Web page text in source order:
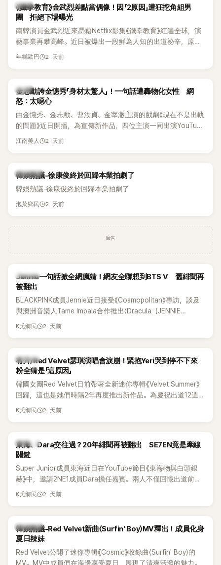
員身分出道，該團在 2000 年代初期紅極一時，由李智惠、徐
智英兩位女成員，以及張錫炫、Chris Kim 兩位男成員組成。不
過後來爆出長達四年的團內霸凌風波，甚至傳出徐智英母親對
李智惠言語辱罵、動手等爭議，最終團體於 2002 年解散。 團
體解散後，李智惠轉型 solo，靠著綜藝與歌唱實力持續活躍演
藝圈。據悉，她當年能加入 S#arp，也與 李尚敏 的賞識有關。
感情方面，李智惠於 2017 年與圈外男友結婚，婚後育有兩個
目，她經營的 YouTube 頻道也即將突破百萬訂閱，近年內容深
受網友喜愛，再度迎來事業第二春。
韓星
《鐵拳教育》金武烈差點當偶像！因「2原因」遭狂挖角組男
團 拒絕下場曝光
南韓演員金武烈近來憑藉Netflix影集《鐵拳教育》紅遍全球，演
藝事業再攀高峰。近日被爆出一段鮮為人知的出道祕辛，原來
他當年差點不是以演員身分出道，而是成為男團偶像的一員。
年糕歐巴 2 天前
韓星
金志勳誇金憓秀「身材太驚人」！一句話遭轟物化女性 網
怒：太噁心
由金憓秀、金志勳、曹汝貞、金宰澈主演的戲劇《現在不是出軌
的問題》近日開播，為宣傳新作品，四位主演一同出演YouTube
節目，不料訪談中的一段發言卻意外掀起爭議。不少網友認
江南美人 2 天前
熱議討論
韓娛熱議-徐康俊終於回歸本業拍劇了
韓娛熱議-徐康俊終於回歸本業拍劇了
泡菜鄉民 2 天前
廣告
K-POP
Jennie一句話掀全網瘋猜！網友全聯想到BTS V 舊緋聞再
被翻出
BLACKPINK成員Jennie近日接受《Cosmopolitan》專訪，談及
與澳洲音樂人Tame Impala合作推出〈Dracula（JENNIE
Remix）〉的幕後故事，沒想到她一句關於「共同朋友」的回答，
K氏鄉民 2 天前
K-POP
有片/Red Velvet瑟琪演唱會淚崩！緊抱Yeri哭到停不下來
粉全猜是「這原因」
韓國女團Red Velvet日前帶著全新迷你專輯《Velvet Summer》
回歸，這也是她們時隔2年再度推出新作品。為慶祝出道12週
年，五位成員也一連舉辦三場粉絲演唱會，與粉絲共同回顧經
K氏鄉民 2 天前
K-POP
東海、Dara交往過？20年緋聞再被翻出 SE7EN竟是牽線
關鍵
Super Junior成員東海近日在YouTube節目《東海物與白頭銀
赫》中，邀請2NE1成員Dara擔任嘉賓。兩人不僅回憶出道前的
青澀往事，也首度聊起當年鬧得沸沸揚揚的緋聞，讓東海忍不
K氏鄉民 2 天前
熱議討論
韓娛熱議-Red Velvet新曲〈Surfin' Boy〉MV釋出！成員化身
夏日辣妹
Red Velvet公開了迷你專輯《Cosmic》收錄曲〈Surfin' Boy〉的
MV。MV中成員們在海邊享受夏日，展現了清爽活潑的魅力。